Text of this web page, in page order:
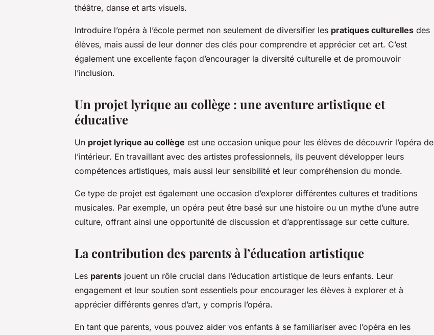
théâtre, danse et arts visuels.
Introduire l’opéra à l’école permet non seulement de diversifier les pratiques culturelles des
élèves, mais aussi de leur donner des clés pour comprendre et apprécier cet art. C’est
également une excellente façon d’encourager la diversité culturelle et de promouvoir
l’inclusion.
Un projet lyrique au collège : une aventure artistique et
éducative
Un projet lyrique au collège est une occasion unique pour les élèves de découvrir l’opéra de
l’intérieur. En travaillant avec des artistes professionnels, ils peuvent développer leurs
compétences artistiques, mais aussi leur sensibilité et leur compréhension du monde.
Ce type de projet est également une occasion d’explorer différentes cultures et traditions
musicales. Par exemple, un opéra peut être basé sur une histoire ou un mythe d’une autre
culture, offrant ainsi une opportunité de discussion et d’apprentissage sur cette culture.
La contribution des parents à l’éducation artistique
Les parents jouent un rôle crucial dans l’éducation artistique de leurs enfants. Leur
engagement et leur soutien sont essentiels pour encourager les élèves à explorer et à
apprécier différents genres d’art, y compris l’opéra.
En tant que parents, vous pouvez aider vos enfants à se familiariser avec l’opéra en les